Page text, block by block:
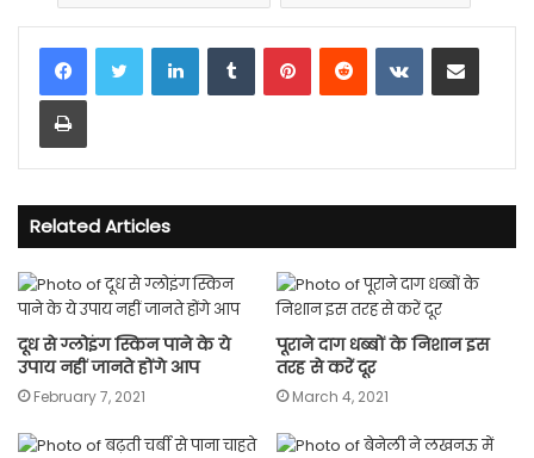
LinkedInTumblrPinterestReddit VKontakteShare via Email
Print
Related Articles
दूध से ग्लोइंग स्किन पाने के ये
उपाय नहीं जानते होंगे आप
February 7, 2021
पूराने दाग धब्बों के निशान इस
तरह से करें दूर
March 4, 2021